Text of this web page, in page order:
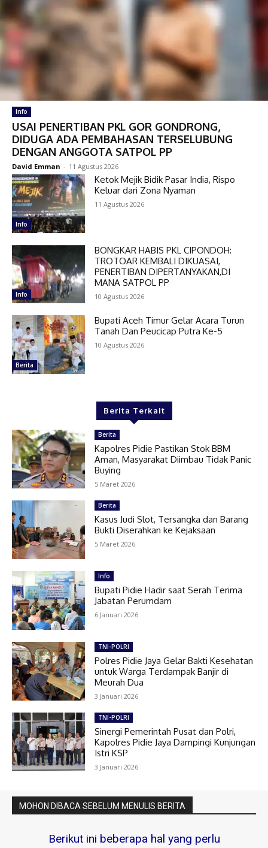
Info
USAI PENERTIBAN PKL GOR GONDRONG,
DIDUGA ADA PEMBAHASAN TERSELUBUNG
DENGAN ANGGOTA SATPOL PP
David Emman - 11 Agustus 2026
Info
Ketok Mejik Bidik Pasar India, Rispo
Keluar dari Zona Nyaman
11 Agustus 2026
Info
BONGKAR HABIS PKL CIPONDOH:
TROTOAR KEMBALI DIKUASAI,
PENERTIBAN DIPERTANYAKAN,DI
MANA SATPOL PP
10 Agustus 2026
Berita
Bupati Aceh Timur Gelar Acara Turun
Tanah Dan Peucicap Putra Ke-5
10 Agustus 2026
Berita Terkait
Berita
Kapolres Pidie Pastikan Stok BBM
Aman, Masyarakat Diimbau Tidak Panic
Buying
5 Maret 2026
Berita
Kasus Judi Slot, Tersangka dan Barang
Bukti Diserahkan ke Kejaksaan
5 Maret 2026
Info
Bupati Pidie Hadir saat Serah Terima
Jabatan Perumdam
6 Januari 2026
TNI-POLRI
Polres Pidie Jaya Gelar Bakti Kesehatan
untuk Warga Terdampak Banjir di
Meurah Dua
3 Januari 2026
TNI-POLRI
Sinergi Pemerintah Pusat dan Polri,
Kapolres Pidie Jaya Dampingi Kunjungan
Istri KSP
3 Januari 2026
MOHON DIBACA SEBELUM MENULIS BERITA
Berikut ini beberapa hal yang perlu